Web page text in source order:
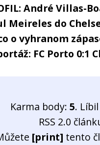
André Villas-
Meireles do
o vyhranom
FC Porto 0:1
Karma body: 5.
RSS 2.0
[print] tento